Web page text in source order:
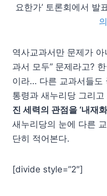
요한가’ 토론회에서 발
역사교과서만 문제가 아
과서 모두” 문제라고?
이라… 다른 교과서들도
통령과 새누리당 그리
진 세력의 관점을 ‘내재
새누리당의 눈에 다른
단히 적어본다.
[divide style=”2″]